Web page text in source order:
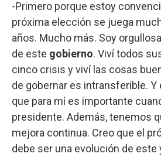
-Primero porque estoy
próxima elección se juega
años. Mucho más. Soy
de este gobierno. Viví todos
cinco crisis y viví las cosas
de gobernar es intransferible.
que para mí es importante
presidente. Además, tenemos
mejora continua. Creo que el
debe ser una evolución de este